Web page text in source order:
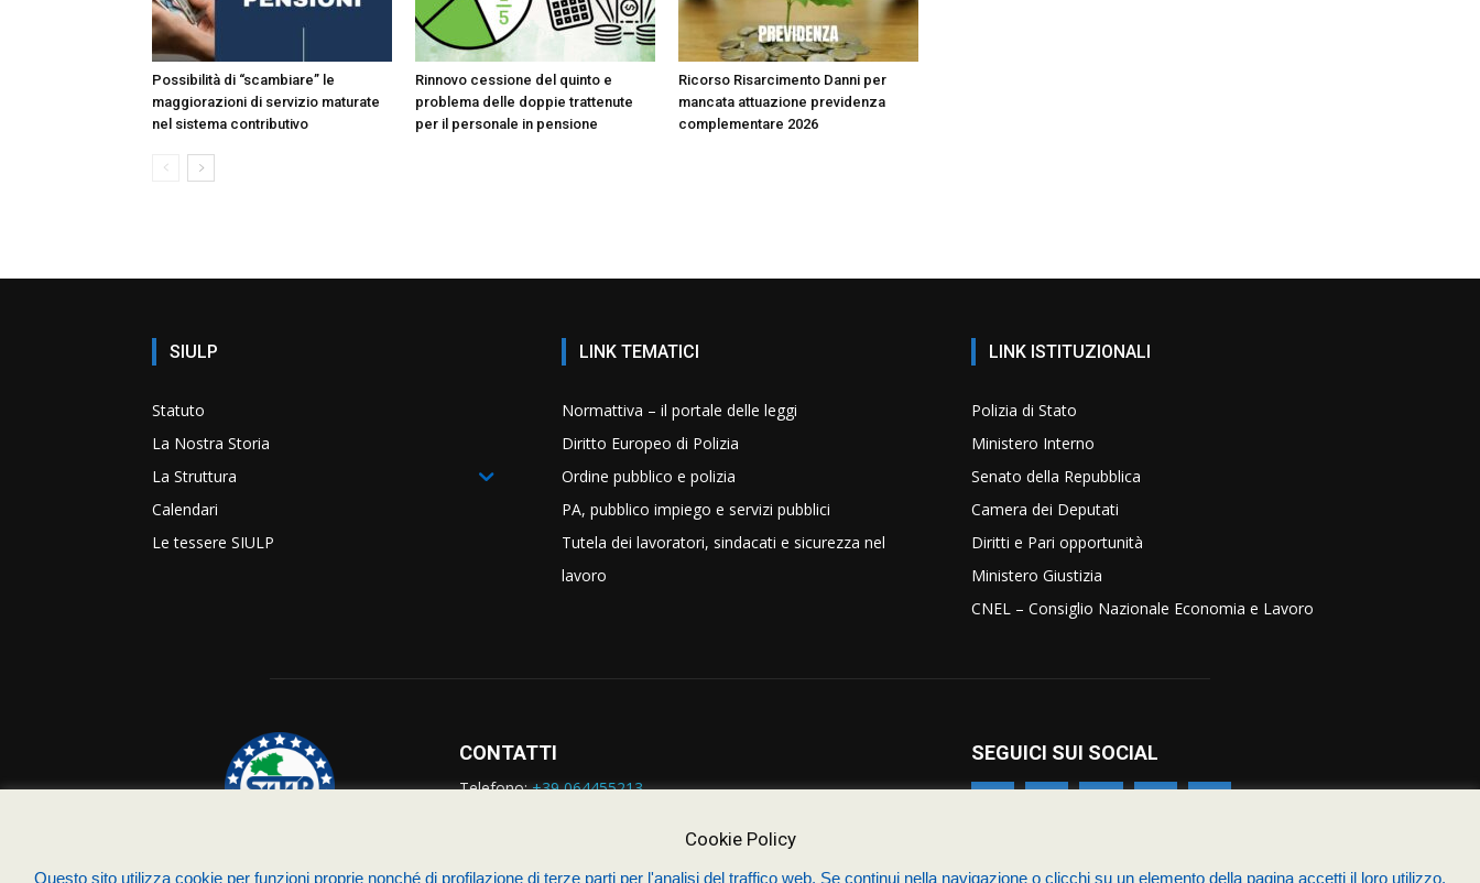
Possibilità di “scambiare” le
maggiorazioni di servizio maturate
nel sistema contributivo
Rinnovo cessione del quinto e
problema delle doppie trattenute
per il personale in pensione
Ricorso Risarcimento Danni per
mancata attuazione previdenza
complementare 2026
SIULP
Statuto
La Nostra Storia
La Struttura
Calendari
Le tessere SIULP
LINK TEMATICI
Normattiva – il portale delle leggi
Diritto Europeo di Polizia
Ordine pubblico e polizia
PA, pubblico impiego e servizi pubblici
Tutela dei lavoratori, sindacati e sicurezza nel
lavoro
LINK ISTITUZIONALI
Polizia di Stato
Ministero Interno
Senato della Repubblica
Camera dei Deputati
Diritti e Pari opportunità
Ministero Giustizia
CNEL – Consiglio Nazionale Economia e Lavoro
CONTATTI
Telefono:+39 064455213
SEGUICI SUI SOCIAL
Cookie Policy
Questo sito utilizza cookie per funzioni proprie nonché di profilazione di terze parti per l'analisi del traffico web. Se continui nella navigazione o clicchi su un elemento della pagina accetti il loro utilizzo.